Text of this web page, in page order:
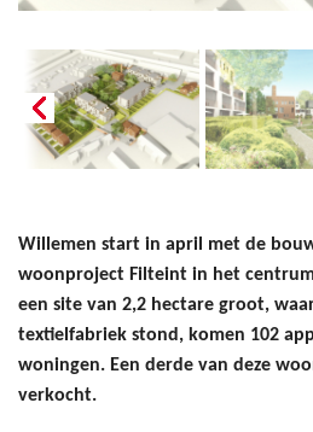
Willemen start in april met de
woonproject Filteint in het
een site van 2,2 hectare groot,
textielfabriek stond, komen 102
woningen. Een derde van deze
verkocht.